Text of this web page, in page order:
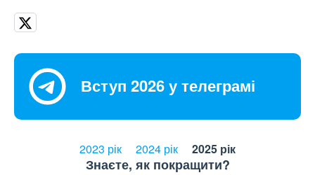
Вступ 2026 у телеграмі
2023 рік 2024 рік 2025 рік
Знаєте, як покращити?